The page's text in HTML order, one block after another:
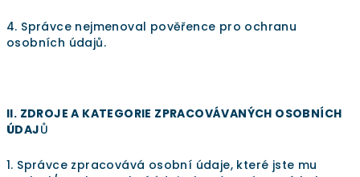
4. Správce nejmenoval pověřence pro ochranu
osobních údajů.
II. ZDROJE A KATEGORIE ZPRACOVÁVANÝCH OSOBNÍCH
ÚDAJŮ
1. Správce zpracovává osobní údaje, které jste mu